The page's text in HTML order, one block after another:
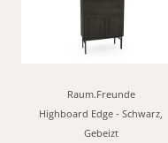
Raum.Freunde
Highboard Edge - Schwarz,
Gebeizt